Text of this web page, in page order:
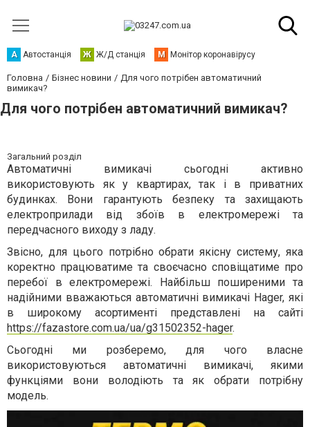
А Автостанція Ж Ж/Д станція М Монітор коронавірусу
Головна Бізнес новини
Для чого потрібен автоматичний
вимикач?
Для чого потрібен автоматичний вимикач?
Загальний розділ
Автоматичні вимикачі сьогодні активно
використовують як у квартирах, так і в приватних
будинках. Вони гарантують безпеку та захищають
електроприлади від збоїв в електромережі та
передчасного виходу з ладу.
Звісно, для цього потрібно обрати якісну систему, яка
коректно працюватиме та своєчасно сповіщатиме про
перебої в електромережі. Найбільш поширеними та
надійними вважаються автоматичні вимикачі Hager, які
в широкому асортименті представлені на сайті
https://fazastore.com.ua/ua/g31502352-hager.
Сьогодні ми розберемо, для чого власне
використовуються автоматичні вимикачі, якими
функціями вони володіють та як обрати потрібну
модель.